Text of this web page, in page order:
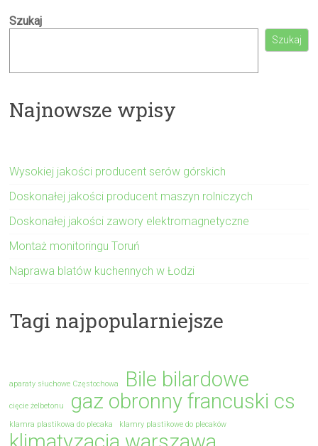
Szukaj
Szukaj
Najnowsze wpisy
Wysokiej jakości producent serów górskich
Doskonałej jakości producent maszyn rolniczych
Doskonałej jakości zawory elektromagnetyczne
Montaż monitoringu Toruń
Naprawa blatów kuchennych w Łodzi
Tagi najpopularniejsze
aparaty słuchowe Częstochowa Bile bilardowe
cięcie żelbetonu gaz obronny francuski cs
klamra plastikowa do plecaka klamry plastikowe do plecaków